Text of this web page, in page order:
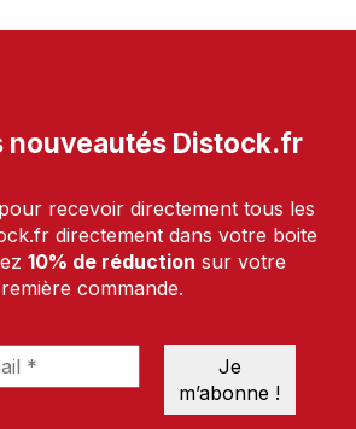
nouveautés Distock.fr
recevoir directement tous les
directement dans votre boite
10% de réduction sur votre
commande.